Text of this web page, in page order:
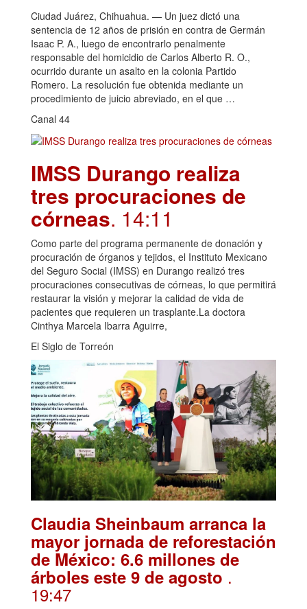
Ciudad Juárez, Chihuahua. — Un juez dictó una
sentencia de 12 años de prisión en contra de Germán
Isaac P. A., luego de encontrarlo penalmente
responsable del homicidio de Carlos Alberto R. O.,
ocurrido durante un asalto en la colonia Partido
Romero. La resolución fue obtenida mediante un
procedimiento de juicio abreviado, en el que …
Canal 44
IMSS Durango realiza
tres procuraciones de
córneas. 14:11
Como parte del programa permanente de donación y
procuración de órganos y tejidos, el Instituto Mexicano
del Seguro Social (IMSS) en Durango realizó tres
procuraciones consecutivas de córneas, lo que permitirá
restaurar la visión y mejorar la calidad de vida de
pacientes que requieren un trasplante.La doctora
Cinthya Marcela Ibarra Aguirre,
El Siglo de Torreón
Claudia Sheinbaum arranca la
mayor jornada de reforestación
de México: 6.6 millones de
árboles este 9 de agosto .
19:47